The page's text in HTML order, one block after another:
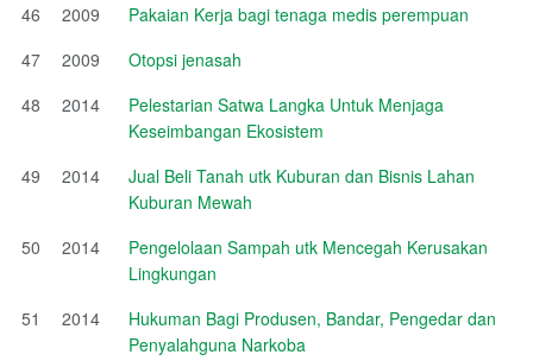
46
2009
Pakaian Kerja bagi tenaga medis perempuan
47
2009
Otopsi jenasah
48
2014
Pelestarian Satwa Langka Untuk Menjaga
Keseimbangan Ekosistem
49
2014
Jual Beli Tanah utk Kuburan dan Bisnis Lahan
Kuburan Mewah
50
2014
Pengelolaan Sampah utk Mencegah Kerusakan
Lingkungan
51
2014
Hukuman Bagi Produsen, Bandar, Pengedar dan
Penyalahguna Narkoba